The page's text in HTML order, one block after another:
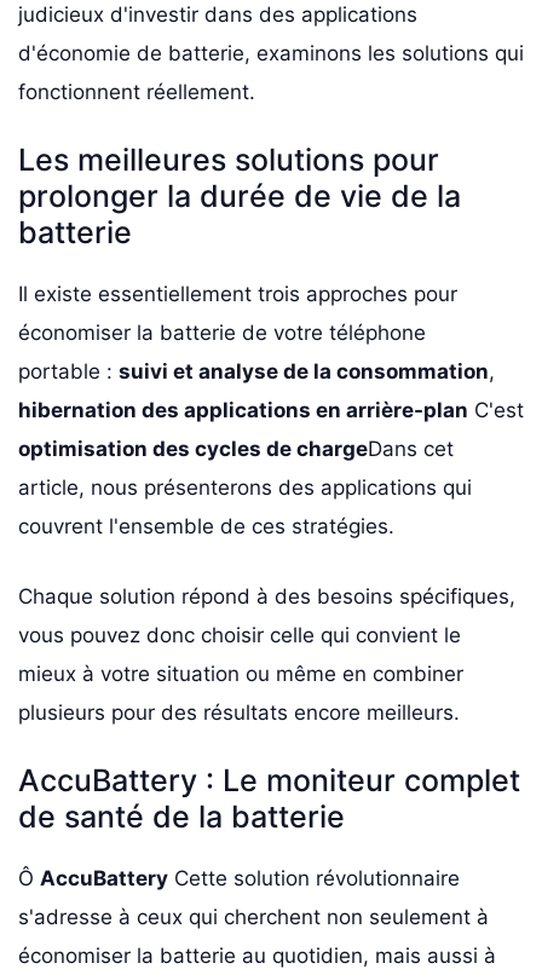
judicieux d'investir dans des applications
d'économie de batterie, examinons les solutions qui
fonctionnent réellement.
Les meilleures solutions pour
prolonger la durée de vie de la
batterie
Il existe essentiellement trois approches pour
économiser la batterie de votre téléphone
portable : suivi et analyse de la consommation,
hibernation des applications en arrière-plan C'est
optimisation des cycles de chargeDans cet
article, nous présenterons des applications qui
couvrent l'ensemble de ces stratégies.
Chaque solution répond à des besoins spécifiques,
vous pouvez donc choisir celle qui convient le
mieux à votre situation ou même en combiner
plusieurs pour des résultats encore meilleurs.
AccuBattery : Le moniteur complet
de santé de la batterie
Ô AccuBattery Cette solution révolutionnaire
s'adresse à ceux qui cherchent non seulement à
économiser la batterie au quotidien, mais aussi à